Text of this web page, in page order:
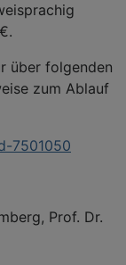
über folgenden
zum Ablauf
7501050
Prof. Dr.